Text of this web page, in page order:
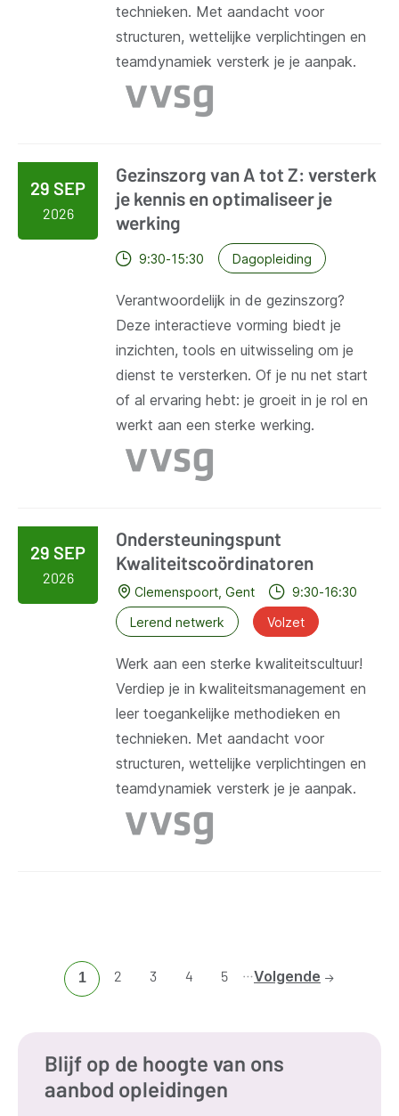
technieken. Met aandacht voor
structuren, wettelijke verplichtingen en
teamdynamiek versterk je je aanpak.
29 SEP
2026
Gezinszorg van A tot Z: versterk
je kennis en optimaliseer je
werking
9:30-15:30 Dagopleiding
Verantwoordelijk in de gezinszorg?
Deze interactieve vorming biedt je
inzichten, tools en uitwisseling om je
dienst te versterken. Of je nu net start
of al ervaring hebt: je groeit in je rol en
werkt aan een sterke werking.
29 SEP
2026
Ondersteuningspunt
Kwaliteitscoördinatoren
Clemenspoort, Gent
9:30-16:30
Lerend netwerk
Volzet
Werk aan een sterke kwaliteitscultuur!
Verdiep je in kwaliteitsmanagement en
leer toegankelijke methodieken en
technieken. Met aandacht voor
structuren, wettelijke verplichtingen en
teamdynamiek versterk je je aanpak.
Huidige
pagina
1
Ga
2
Ga
3
Ga
4
Ga
5 …Volgende
Blijf op de hoogte van ons
aanbod opleidingen